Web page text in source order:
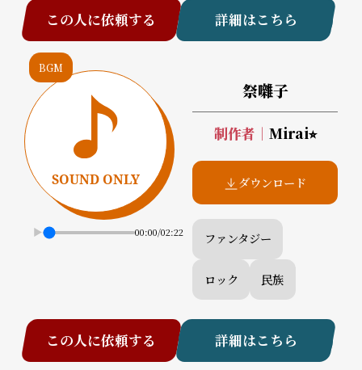
この人に依頼する 詳細はこちら
BGM
00:00/02:22
祭囃子
制作者 ｜ Mirai⭐︎
ダウンロード
ファンタジー
ロック 民族
この人に依頼する 詳細はこちら